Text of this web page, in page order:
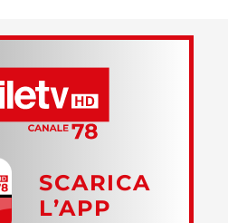
SCARICA
L’APP